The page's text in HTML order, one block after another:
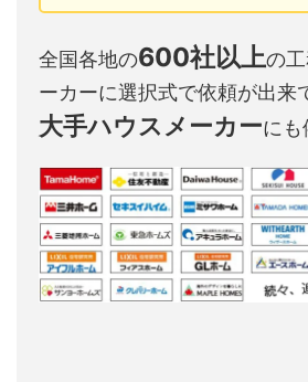
全国各地の600社以上の
ーカーに選択式で依頼が出来
大手ハウスメーカーにも